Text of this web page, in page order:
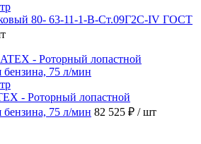
80- 63-11-1-B-Ст.09Г2С-IV ГОСТ
- Роторный лопастной
бензина, 75 л/мин 82 525 ₽ / шт